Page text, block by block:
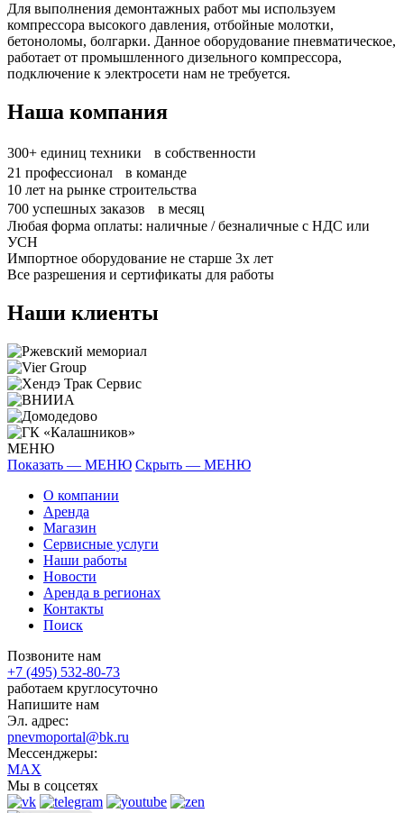
Для выполнения демонтажных работ мы используем
компрессора высокого давления, отбойные молотки,
бетоноломы, болгарки. Данное оборудование пневматическое,
работает от промышленного дизельного компрессора,
подключение к электросети нам не требуется.
Наша компания
300+ единиц техники в собственности
21 профессионал в команде
10 лет на рынке строительства
700 успешных заказов в месяц
Любая форма оплаты: наличные / безналичные с НДС или
УСН
Импортное оборудование не старше 3х лет
Все разрешения и сертификаты для работы
Наши клиенты
МЕНЮ
Показать — МЕНЮ Скрыть — МЕНЮ
О компании
Аренда
Магазин
Сервисные услуги
Наши работы
Новости
Аренда в регионах
Контакты
Поиск
Позвоните нам
+7 (495) 532-80-73
работаем круглосуточно
Напишите нам
Эл. адрес:
pnevmoportal@bk.ru
Мессенджеры:
MAX
Мы в соцсетях